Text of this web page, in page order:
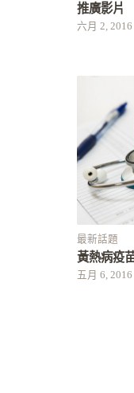
推廣影片
六月 2, 2016
最新話題
黃熱病疫
五月 6, 2016